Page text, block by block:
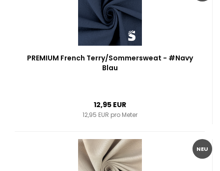
PREMIUM French Terry/Sommersweat - #Navy
Blau
12,95 EUR
12,95 EUR pro Meter
NEU